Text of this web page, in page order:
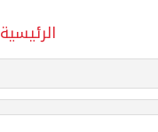
الرئيسية